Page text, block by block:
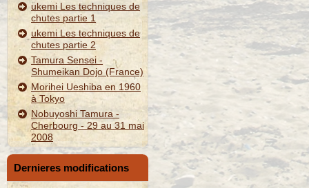
ukemi Les techniques de
chutes partie 1
ukemi Les techniques de
chutes partie 2
Tamura Sensei -
Shumeikan Dojo (France)
Morihei Ueshiba en 1960
à Tokyo
Nobuyoshi Tamura -
Cherbourg - 29 au 31 mai
2008
Dernieres modifications